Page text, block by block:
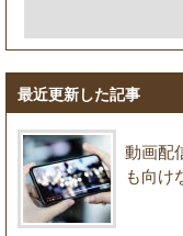
最近更新した記事
動画配
も向け